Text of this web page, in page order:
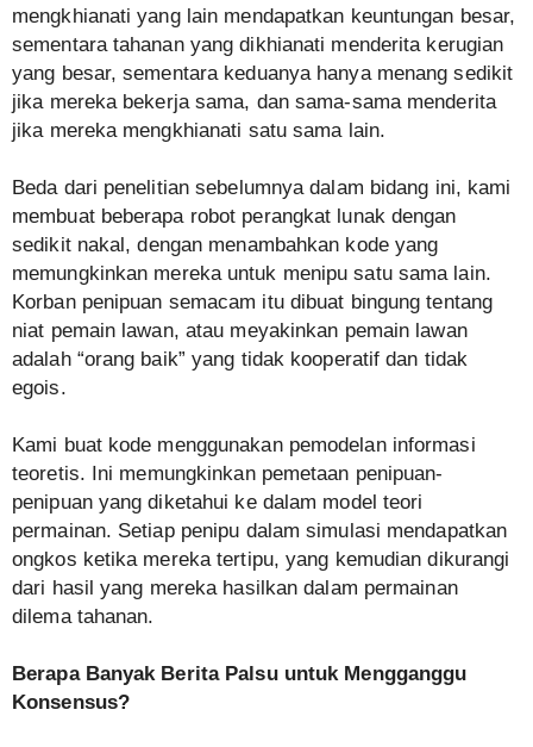
mengkhianati yang lain mendapatkan keuntungan besar,
sementara tahanan yang dikhianati menderita kerugian
yang besar, sementara keduanya hanya menang sedikit
jika mereka bekerja sama, dan sama-sama menderita
jika mereka mengkhianati satu sama lain.
Beda dari penelitian sebelumnya dalam bidang ini, kami
membuat beberapa robot perangkat lunak dengan
sedikit nakal, dengan menambahkan kode yang
memungkinkan mereka untuk menipu satu sama lain.
Korban penipuan semacam itu dibuat bingung tentang
niat pemain lawan, atau meyakinkan pemain lawan
adalah “orang baik” yang tidak kooperatif dan tidak
egois.
Kami buat kode menggunakan pemodelan informasi
teoretis. Ini memungkinkan pemetaan penipuan-
penipuan yang diketahui ke dalam model teori
permainan. Setiap penipu dalam simulasi mendapatkan
ongkos ketika mereka tertipu, yang kemudian dikurangi
dari hasil yang mereka hasilkan dalam permainan
dilema tahanan.
Berapa Banyak Berita Palsu untuk Mengganggu
Konsensus?